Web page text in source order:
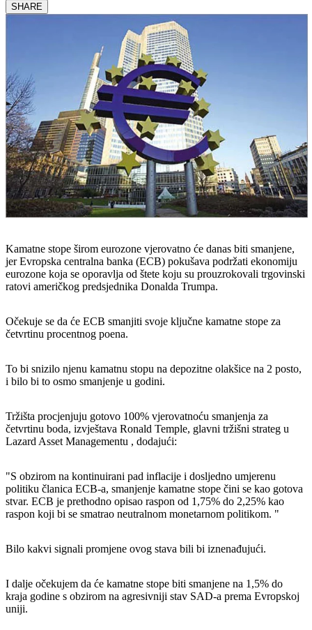
SHARE
Kamatne stope širom eurozone vjerovatno će danas biti smanjene,
jer Evropska centralna banka (ECB) pokušava podržati ekonomiju
eurozone koja se oporavlja od štete koju su prouzrokovali trgovinski
ratovi američkog predsjednika Donalda Trumpa.
Očekuje se da će ECB smanjiti svoje ključne kamatne stope za
četvrtinu procentnog poena.
To bi snizilo njenu kamatnu stopu na depozitne olakšice na 2 posto,
i bilo bi to osmo smanjenje u godini.
Tržišta procjenjuju gotovo 100% vjerovatnoću smanjenja za
četvrtinu boda, izvještava Ronald Temple, glavni tržišni strateg u
Lazard Asset Managementu , dodajući:
"S obzirom na kontinuirani pad inflacije i dosljedno umjerenu
politiku članica ECB-a, smanjenje kamatne stope čini se kao gotova
stvar. ECB je prethodno opisao raspon od 1,75% do 2,25% kao
raspon koji bi se smatrao neutralnom monetarnom politikom. "
Bilo kakvi signali promjene ovog stava bili bi iznenađujući.
I dalje očekujem da će kamatne stope biti smanjene na 1,5% do
kraja godine s obzirom na agresivniji stav SAD-a prema Evropskoj
uniji.